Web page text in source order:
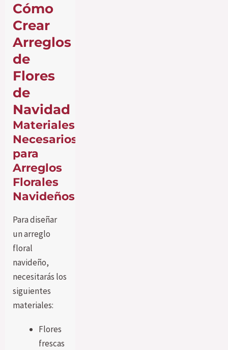
Cómo
Crear
Arreglos
de
Flores
de
Navidad
Materiales
Necesarios
para
Arreglos
Florales
Navideños
Para diseñar
un arreglo
floral
navideño,
necesitarás los
siguientes
materiales:
Flores
frescas